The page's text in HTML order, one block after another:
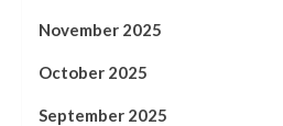
November 2025
October 2025
September 2025